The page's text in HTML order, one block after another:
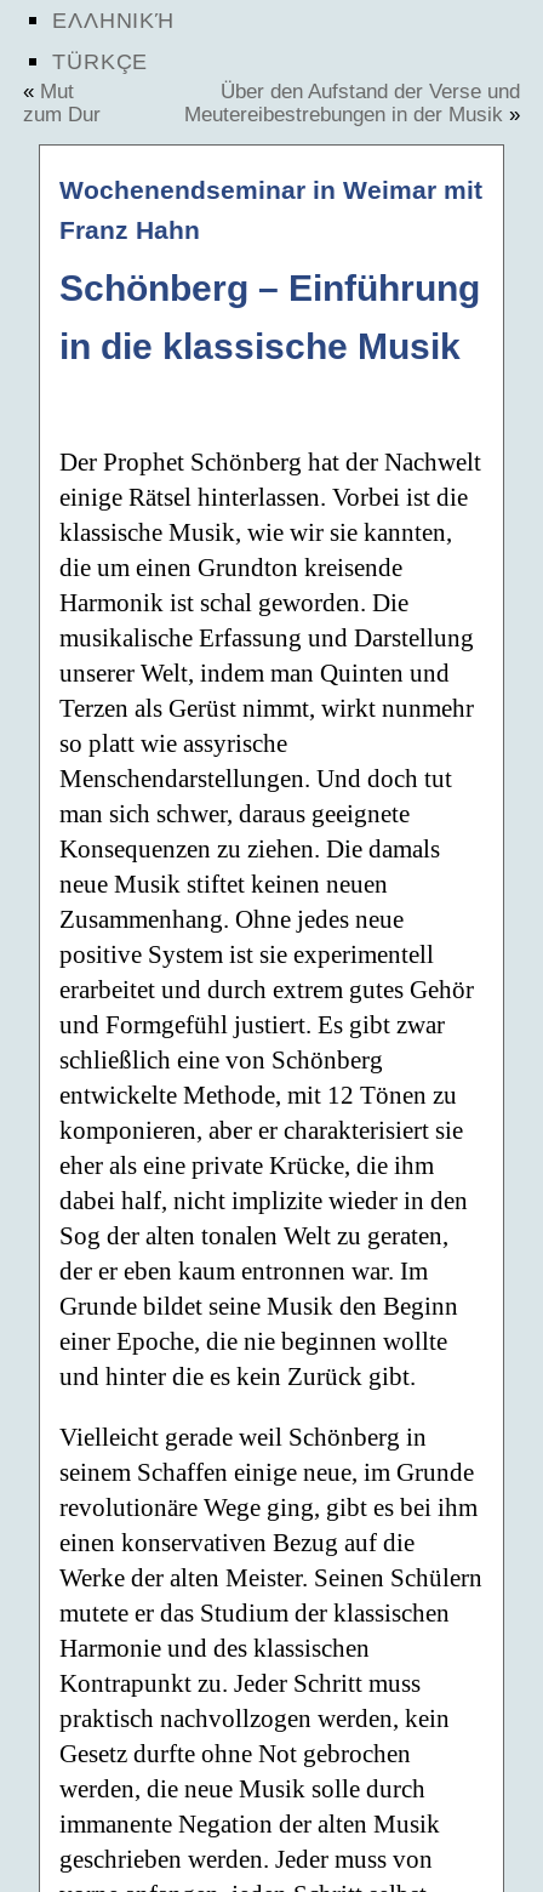
ΕΛΛΗΝΙΚΉ
TÜRKÇE
« Mut
zum Dur
Über den Aufstand der Verse und
Meutereibestrebungen in der Musik »
Wochenendseminar in Weimar mit
Franz Hahn
Schönberg – Einführung
in die klassische Musik
Der Prophet Schönberg hat der Nachwelt
einige Rätsel hinterlassen. Vorbei ist die
klassische Musik, wie wir sie kannten,
die um einen Grundton kreisende
Harmonik ist schal geworden. Die
musikalische Erfassung und Darstellung
unserer Welt, indem man Quinten und
Terzen als Gerüst nimmt, wirkt nunmehr
so platt wie assyrische
Menschendarstellungen. Und doch tut
man sich schwer, daraus geeignete
Konsequenzen zu ziehen. Die damals
neue Musik stiftet keinen neuen
Zusammenhang. Ohne jedes neue
positive System ist sie experimentell
erarbeitet und durch extrem gutes Gehör
und Formgefühl justiert. Es gibt zwar
schließlich eine von Schönberg
entwickelte Methode, mit 12 Tönen zu
komponieren, aber er charakterisiert sie
eher als eine private Krücke, die ihm
dabei half, nicht implizite wieder in den
Sog der alten tonalen Welt zu geraten,
der er eben kaum entronnen war. Im
Grunde bildet seine Musik den Beginn
einer Epoche, die nie beginnen wollte
und hinter die es kein Zurück gibt.
Vielleicht gerade weil Schönberg in
seinem Schaffen einige neue, im Grunde
revolutionäre Wege ging, gibt es bei ihm
einen konservativen Bezug auf die
Werke der alten Meister. Seinen Schülern
mutete er das Studium der klassischen
Harmonie und des klassischen
Kontrapunkt zu. Jeder Schritt muss
praktisch nachvollzogen werden, kein
Gesetz durfte ohne Not gebrochen
werden, die neue Musik solle durch
immanente Negation der alten Musik
geschrieben werden. Jeder muss von